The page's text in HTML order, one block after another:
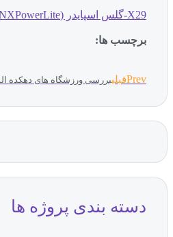
X29-گلس اسپایدر (NXPowerLite)
برچسب ها:
Prevقبلیبررسی ورزشگاه های دهکده
دسته بندی پروژه ها